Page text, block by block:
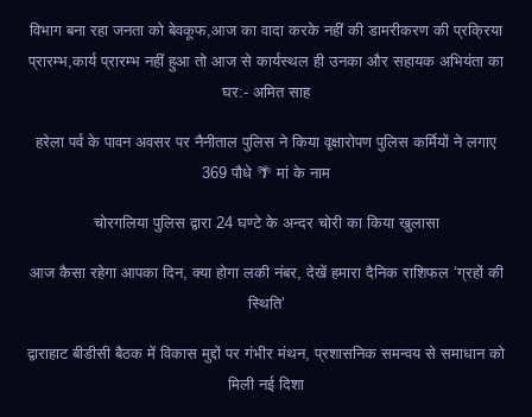
विभाग बना रहा जनता को बेवकूफ,आज का वादा करके नहीं की डामरीकरण की प्रक्रिया
प्रारम्भ,कार्य प्रारम्भ नहीं हुआ तो आज से कार्यस्थल ही उनका और सहायक अभियंता का
घर:- अमित साह
हरेला पर्व के पावन अवसर पर नैनीताल पुलिस ने किया वृक्षारोपण पुलिस कर्मियों ने लगाए
369 पौधे 🌴 मां के नाम
चोरगलिया पुलिस द्वारा 24 घण्टे के अन्दर चोरी का किया खुलासा
आज कैसा रहेगा आपका दिन, क्या होगा लकी नंबर, देखें हमारा दैनिक राशिफल ‘ग्रहों की
स्थिति’
द्वाराहाट बीडीसी बैठक में विकास मुद्दों पर गंभीर मंथन, प्रशासनिक समन्वय से समाधान को
मिली नई दिशा